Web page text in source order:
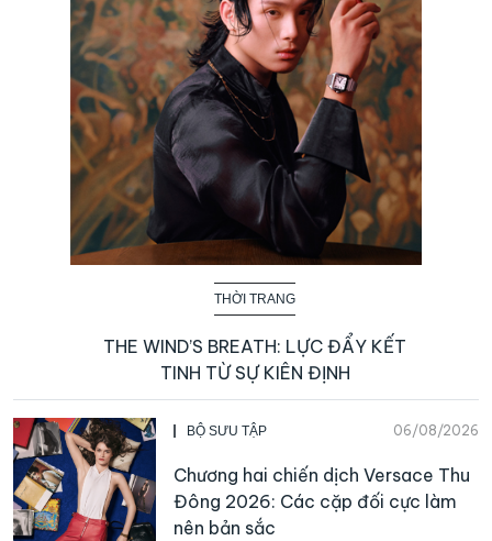
THỜI TRANG
THE WIND’S BREATH: LỰC ĐẨY KẾT
TINH TỪ SỰ KIÊN ĐỊNH
BỘ SƯU TẬP 06/08/2026
Chương hai chiến dịch Versace Thu
Đông 2026: Các cặp đối cực làm
nên bản sắc